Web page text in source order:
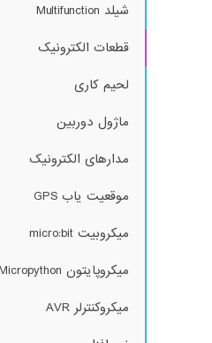
شیلد Multifunction
قطعات الکترونیک
لحیم کاری
ماژول دوربین
مدارهای الکترونیک
موقعیت یاب GPS
میکروبیت micro:bit
میکروپایتون Micropython
میکروکنترلر AVR